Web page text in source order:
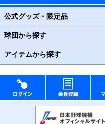
公式グッズ・限定品
球団から探す
アイテムから探す